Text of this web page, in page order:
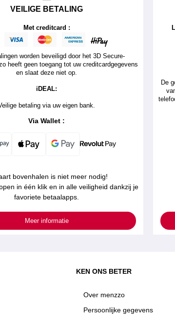
VEILIGE BETALING
Met creditcard :
worden beveiligd door het 3D Secure-
heeft geen toegang tot uw creditcardgegevens
en slaat deze niet op.
iDEAL:
betaling via uw eigen bank.
Via Wallet :
bovenhalen is niet meer nodig!
in één klik en in alle veiligheid dankzij je
favoriete betaalapps.
Meer informatie
De
KEN ONS BETER
Over menzzo
Persoonlijke gegevens